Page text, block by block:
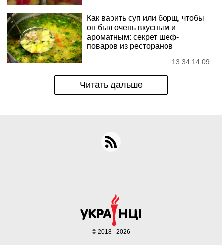
Как варить суп или борщ, чтобы
он был очень вкусным и
ароматным: секрет шеф-
поваров из ресторанов
13:34 14.09
Читать дальше
© 2018 - 2026